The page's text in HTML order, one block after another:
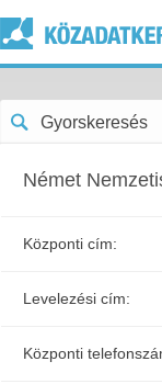
Gyorskeresés
Német
Központi cím:
Levelezési cím:
Központi